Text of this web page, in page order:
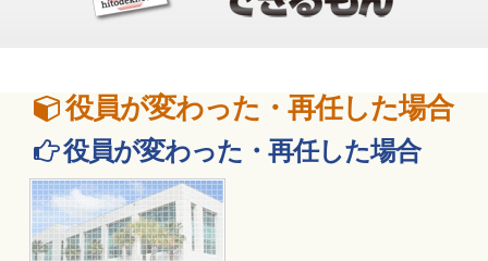
役員が変わった・再任した場合
役員が変わった・再任した場合